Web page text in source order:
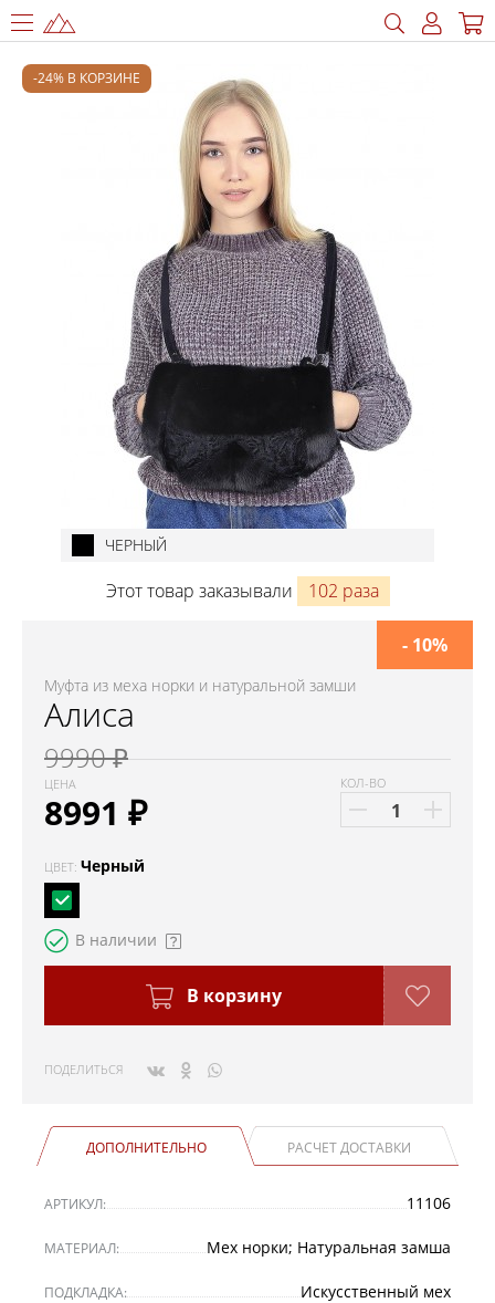
-24% В КОРЗИНЕ
ЧЕРНЫЙ
Этот товар заказывали 102 раза
Муфта из меха норки и натуральной замши
Алиса
9990 ₽
ЦЕНА
8991 ₽
- 10%
КОЛ-ВО
ЦВЕТ: Черный
В наличии
В корзину
ПОДЕЛИТЬСЯ
ДОПОЛНИТЕЛЬНО РАСЧЕТ ДОСТАВКИ
АРТИКУЛ: 11106
МАТЕРИАЛ: Мех норки; Натуральная замша
ПОДКЛАДКА: Искусственный мех